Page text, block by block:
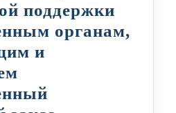
поддержки
органам,
и